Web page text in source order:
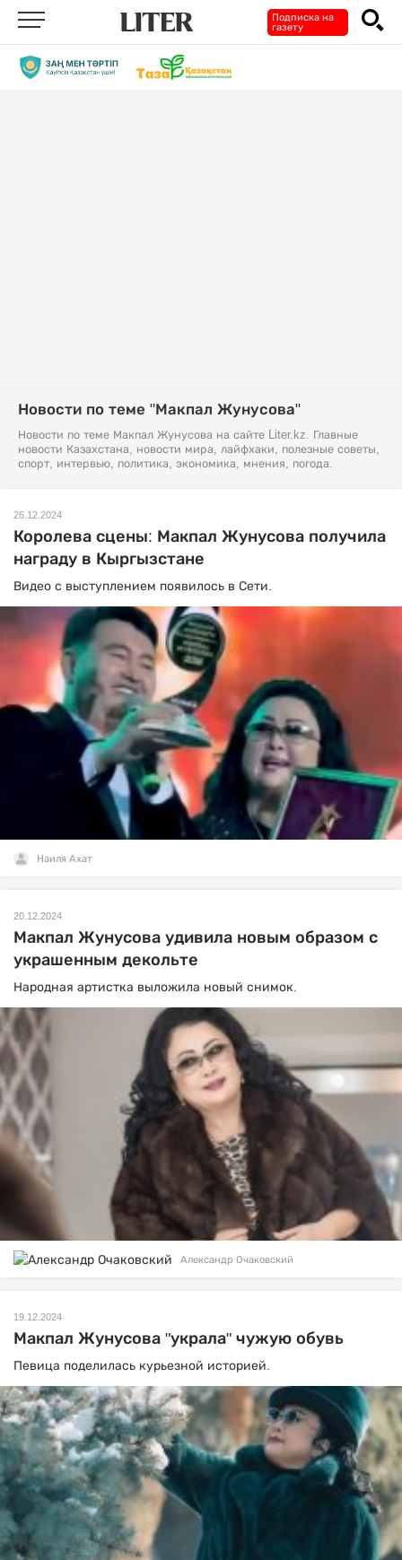
Подписка на
газету
Новости по теме "Макпал Жунусова"
Новости по теме Макпал Жунусова на сайте Liter.kz. Главные
новости Казахстана, новости мира, лайфхаки, полезные советы,
спорт, интервью, политика, экономика, мнения, погода.
26.12.2024
Королева сцены: Макпал Жунусова получила
награду в Кыргызстане
Видео с выступлением появилось в Сети.
Наиля Ахат
20.12.2024
Макпал Жунусова удивила новым образом с
украшенным декольте
Народная артистка выложила новый снимок.
Александр Очаковский
19.12.2024
Макпал Жунусова "украла" чужую обувь
Певица поделилась курьезной историей.